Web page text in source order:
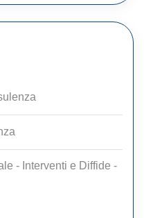
- Interventi e Diffide -